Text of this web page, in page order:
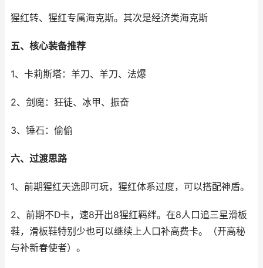
猩红转、猩红专属海克斯。其次是经济类海克斯
五、核心装备推荐
1、卡莉斯塔：羊刀、羊刀、法爆
2、剑魔：狂徒、冰甲、振奋
3、锤石：偷偷
六、过渡思路
1、前期猩红天选即可玩，猩红体系过度，可以搭配神盾。
2、前期不D卡，速8开出8猩红羁绊。在8人口追三星滑板
鞋，滑板鞋特别少也可以继续上人口补高费卡。（开高秘
与补新春使者）。